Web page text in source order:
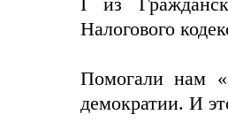
I из
Налогового
Помогали нам
демократии. И